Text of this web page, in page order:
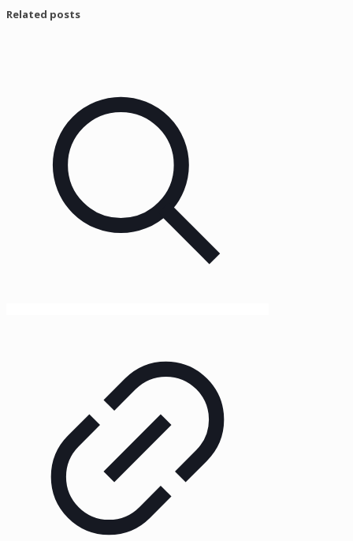
Related posts